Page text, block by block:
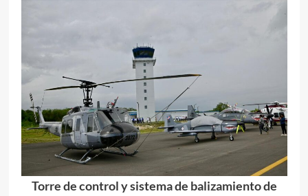
Torre de control y sistema de balizamiento de